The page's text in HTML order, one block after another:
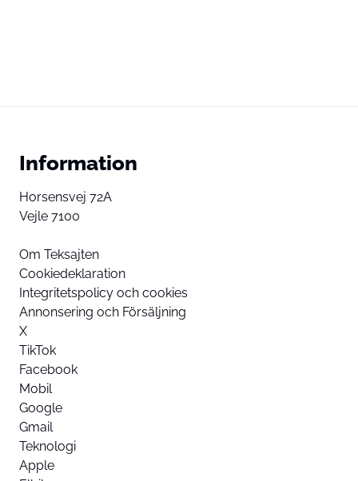
Information
Horsensvej 72A
Vejle 7100
Om Teksajten
Cookiedeklaration
Integritetspolicy och cookies
Annonsering och Försäljning
X
TikTok
Facebook
Mobil
Google
Gmail
Teknologi
Apple